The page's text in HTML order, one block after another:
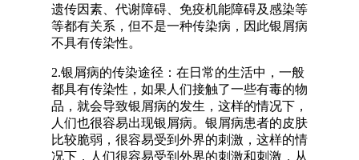
遗传因素、代谢障碍、免疫机能障碍及感染等
等都有关系，但不是一种传染病，因此银屑病
不具有传染性。
2.银屑病的传染途径：在日常的生活中，一般
都具有传染性，如果人们接触了一些有毒的物
品，就会导致银屑病的发生，这样的情况下，
人们也很容易出现银屑病。银屑病患者的皮肤
比较脆弱，很容易受到外界的刺激，这样的情
况下，人们很容易受到外界的刺激和刺激，从